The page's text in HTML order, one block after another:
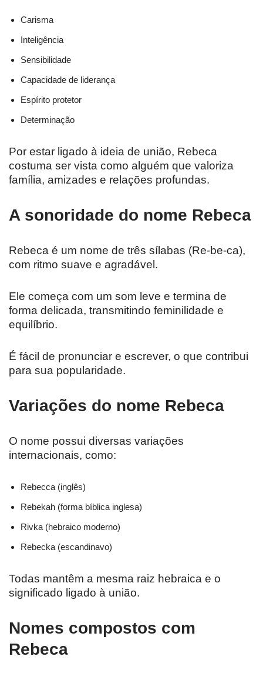
Carisma
Inteligência
Sensibilidade
Capacidade de liderança
Espírito protetor
Determinação
Por estar ligado à ideia de união, Rebeca
costuma ser vista como alguém que valoriza
família, amizades e relações profundas.
A sonoridade do nome Rebeca
Rebeca é um nome de três sílabas (Re-be-ca),
com ritmo suave e agradável.
Ele começa com um som leve e termina de
forma delicada, transmitindo feminilidade e
equilíbrio.
É fácil de pronunciar e escrever, o que contribui
para sua popularidade.
Variações do nome Rebeca
O nome possui diversas variações
internacionais, como:
Rebecca (inglês)
Rebekah (forma bíblica inglesa)
Rivka (hebraico moderno)
Rebecka (escandinavo)
Todas mantêm a mesma raiz hebraica e o
significado ligado à união.
Nomes compostos com
Rebeca